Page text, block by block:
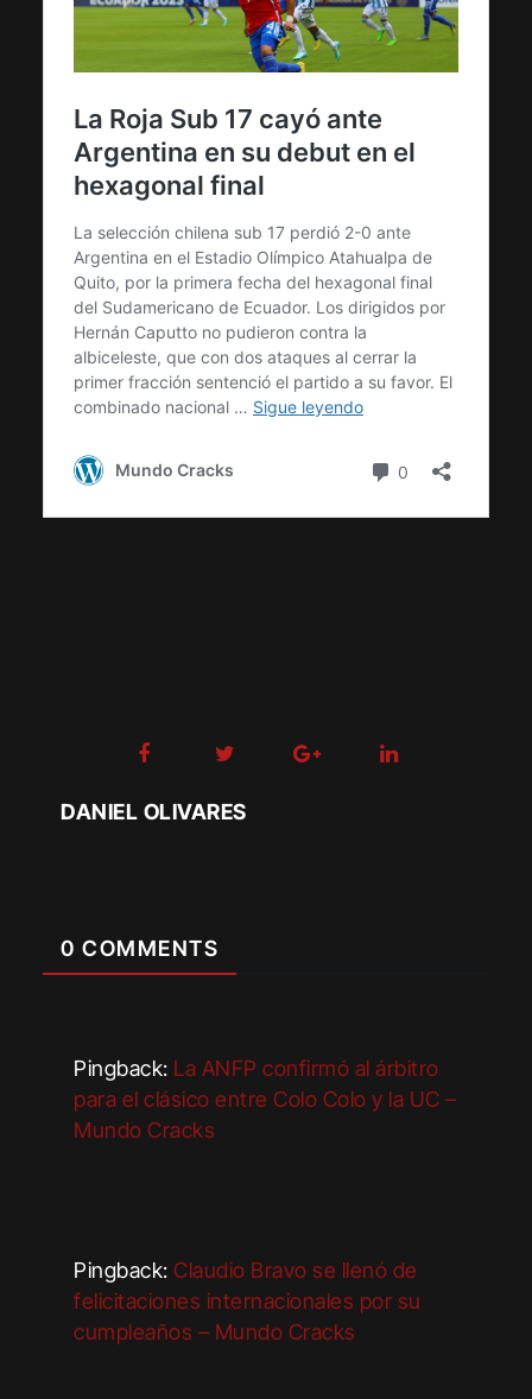
DANIEL OLIVARES
0 COMMENTS
Pingback: La ANFP confirmó al árbitro
para el clásico entre Colo Colo y la UC –
Mundo Cracks
Pingback:Claudio Bravo se llenó de
felicitaciones internacionales por su
cumpleaños – Mundo Cracks